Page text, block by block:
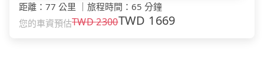
距離 ： 77 公里 旅程時間 ： 65 分鐘
您的車資預估TWD2300TWD 1669